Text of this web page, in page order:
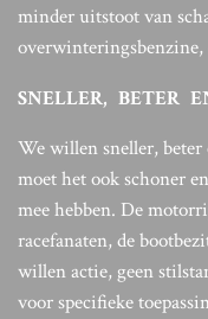
minder uitstoot van
SNELLER, BETER
We willen sneller,
moet het ook schoner
mee hebben. De
racefanaten, de
willen actie, geen
voor specifieke